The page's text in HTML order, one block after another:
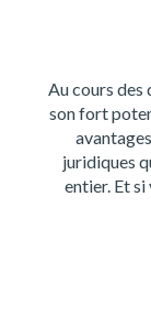
Au cours des
son fort
juridiques
entier. Et